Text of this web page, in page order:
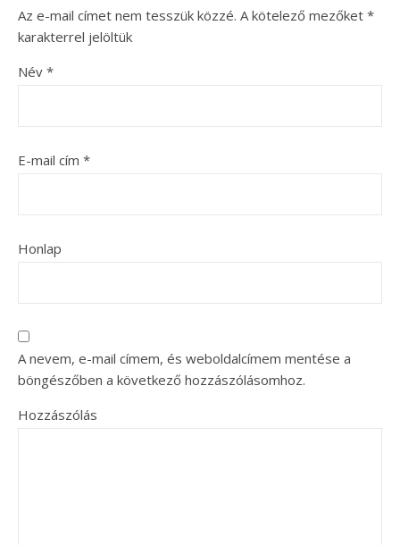
Az e-mail címet nem tesszük közzé. A kötelező mezőket *
karakterrel jelöltük
Név *
E-mail cím *
Honlap
A nevem, e-mail címem, és weboldalcímem mentése a
böngészőben a következő hozzászólásomhoz.
Hozzászólás